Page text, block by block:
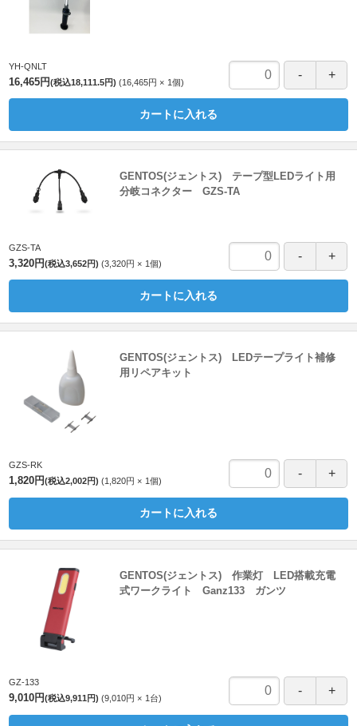
YH-QNLT
16,465円(税込18,111.5円) 16,465円 1 個
カートに入れる
GENTOS(ジェントス) テープ型LEDライト用
分岐コネクター GZS-TA
GZS-TA
3,320円(税込3,652円) 3,320円 1 個
カートに入れる
GENTOS(ジェントス) LEDテープライト補修
用リペアキット
GZS-RK
1,820円(税込2,002円) 1,820円 1 個
カートに入れる
GENTOS(ジェントス) 作業灯 LED搭載充電
式ワークライト Ganz133 ガンツ
GZ-133
9,010円(税込9,911円) 9,010円 1 台